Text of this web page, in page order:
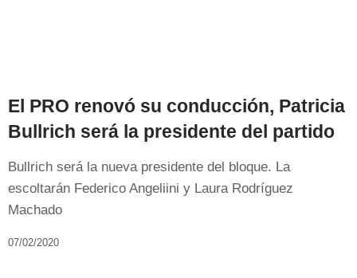
El PRO renovó su conducción, Patricia
Bullrich será la presidente del partido
Bullrich será la nueva presidente del bloque. La
escoltarán Federico Angeliini y Laura Rodríguez
Machado
07/02/2020